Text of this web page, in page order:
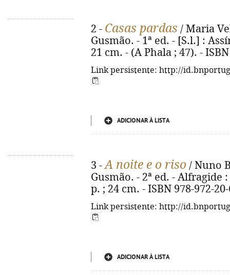
2 - Casas pardas / Maria
Gusmão. - 1ª ed. - [S.l.] :
21 cm. - (A Phala ; 47). -
Link persistente: http://
ADICIONAR À LISTA
3 -A noite e o riso / Nuno
Gusmão. - 2ª ed. - Alfragide
p. ; 24 cm. - ISBN 978-972-
Link persistente: http://
ADICIONAR À LISTA